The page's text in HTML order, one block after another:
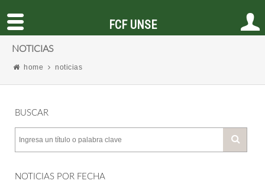
NOTICIAS
home noticias
BUSCAR
NOTICIAS POR FECHA
FCF UNSE